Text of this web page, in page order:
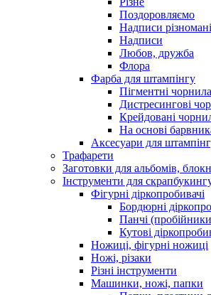
Поздоровляємо
Надписи
Надписи
Любов, дружба
Флора
Фарба для штампінгу
Пігментні чорнила
Дистресингові
Крейдовані
На основі
Аксесуари для
Трафарети
Заготовки для альбомів,
Інструменти для
Фігурні діркопробивачі
Бордюрні
Панчі
Кутові
Ножиці, фігурні ножиці
Ножі, різаки
Різні інструменти
Машинки, ножі, папки